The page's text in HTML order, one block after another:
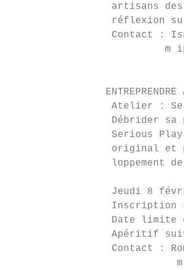
artisans
réflexion
Contact :
m
ENTREPRENDRE
Atelier :
Débrider sa
Serious
original et
loppement de
Jeudi 8
Inscription
Date limite
Apéritif
Contact :